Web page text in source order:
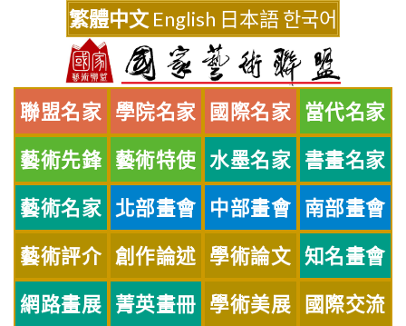
繁體中文 English 日本語한국어
聯盟名家 學院名家 國際名家 當代名家
藝術先鋒 藝術特使 水墨名家 書畫名家
藝術名家 北部畫會 中部畫會 南部畫會
藝術評介 創作論述 學術論文 知名畫會
網路畫展 菁英畫冊 學術美展 國際交流